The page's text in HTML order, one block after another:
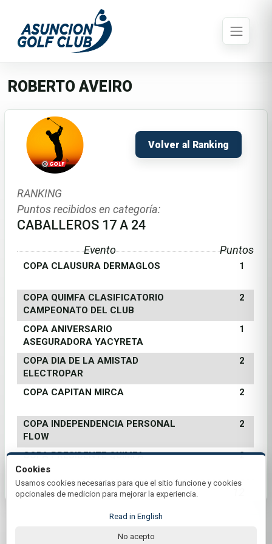
ROBERTO AVEIRO
Volver al Ranking
RANKING
Puntos recibidos en categoría:
CABALLEROS 17 A 24
Evento Puntos
COPA CLAUSURA DERMAGLOS 1
COPA QUIMFA CLASIFICATORIO
CAMPEONATO DEL CLUB
2
COPA ANIVERSARIO
ASEGURADORA YACYRETA
1
COPA DIA DE LA AMISTAD
ELECTROPAR
2
COPA CAPITAN MIRCA 2
COPA INDEPENDENCIA PERSONAL
FLOW
2
COPA PRESIDENTE QUIMFA 2
Total
© 2026 Asuncion Golf Club | by Plus+Golf
Cookies
Usamos cookies necesarias para que el sitio funcione y cookies
opcionales de medicion para mejorar la experiencia.
Read in English
No acepto